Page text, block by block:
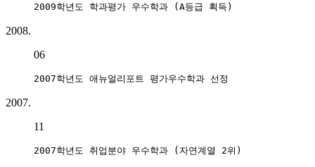
2009학년도 학과평가 우수학과 (A등급 획득)
2008.
06
2007학년도 애뉴얼리포트 평가우수학과 선정
2007.
11
2007학년도 취업분야 우수학과 (자연계열 2위)